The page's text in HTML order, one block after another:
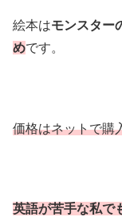
絵本はモンスター
めです。
価格はネットで購
英語が苦手な私で